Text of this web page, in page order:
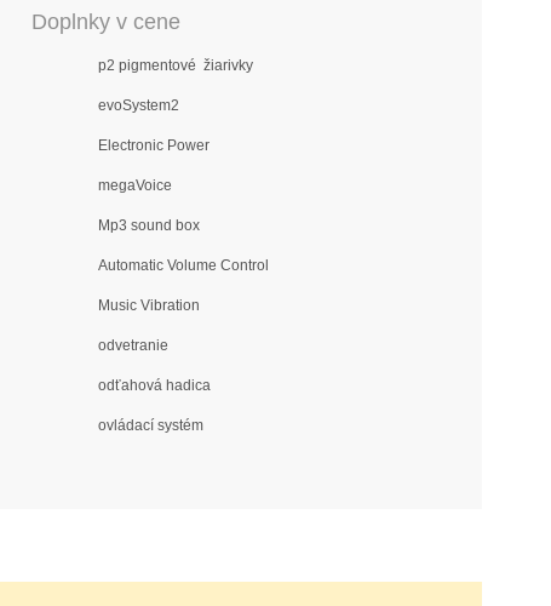
Doplnky v cene
p2 pigmentové žiarivky
evoSystem2
Electronic Power
megaVoice
Mp3 sound box
Automatic Volume Control
Music Vibration
odvetranie
odťahová hadica
ovládací systém